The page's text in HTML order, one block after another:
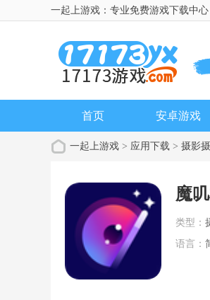
一起上游戏：专业免费游戏下载中心
首页 安卓游戏
一起上游戏 > 应用下载 > 摄影
魔
类型：
语言：